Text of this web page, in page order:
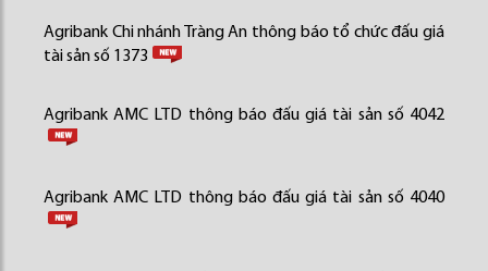
Agribank Chi nhánh Tràng An thông báo tổ chức đấu giá
tài sản số 1373
Agribank AMC LTD thông báo đấu giá tài sản số 4042
Agribank AMC LTD thông báo đấu giá tài sản số 4040